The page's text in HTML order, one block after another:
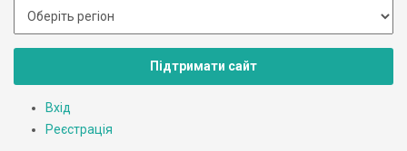
Підтримати сайт
Вхід
Реєстрація